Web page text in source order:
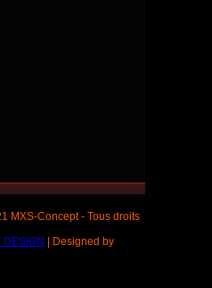
MXS-Concept - Tous droits
DESIGN
| Designed by